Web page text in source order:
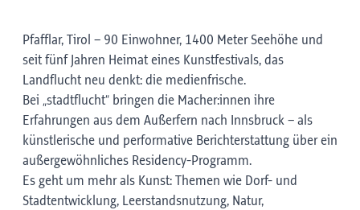
Pfafflar, Tirol – 90 Einwohner, 1400 Meter Seehöhe und
seit fünf Jahren Heimat eines Kunstfestivals, das
Landflucht neu denkt: die medienfrische.
Bei „stadtflucht“ bringen die Macher:innen ihre
Erfahrungen aus dem Außerfern nach Innsbruck – als
künstlerische und performative Berichterstattung über ein
außergewöhnliches Residency-Programm.
Es geht um mehr als Kunst: Themen wie Dorf- und
Stadtentwicklung, Leerstandsnutzung, Natur,